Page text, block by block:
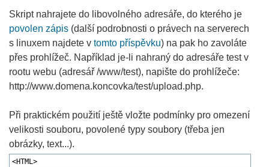
Skript nahrajete do libovolného adresáře, do kterého je
povolen zápis (další podrobnosti o právech na serverech
s linuxem najdete v tomto příspěvku) na pak ho zavoláte
přes prohlížeč. Například je-li nahraný do adresáře test v
rootu webu (adresář /www/test), napište do prohlížeče:
http://www.domena.koncovka/test/upload.php.
Při praktickém použití ještě vložte podmínky pro omezení
velikosti souboru, povolené typy soubory (třeba jen
obrázky, text...).
<HTML>